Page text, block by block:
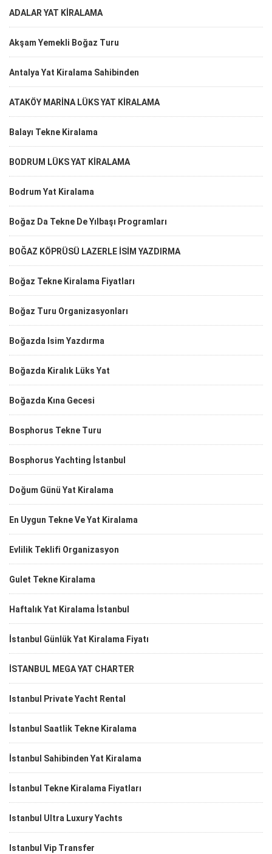
ADALAR YAT KİRALAMA
Akşam Yemekli Boğaz Turu
Antalya Yat Kiralama Sahibinden
ATAKÖY MARİNA LÜKS YAT KİRALAMA
Balayı Tekne Kiralama
BODRUM LÜKS YAT KİRALAMA
Bodrum Yat Kiralama
Boğaz Da Tekne De Yılbaşı Programları
BOĞAZ KÖPRÜSÜ LAZERLE İSİM YAZDIRMA
Boğaz Tekne Kiralama Fiyatları
Boğaz Turu Organizasyonları
Boğazda Isim Yazdırma
Boğazda Kiralık Lüks Yat
Boğazda Kına Gecesi
Bosphorus Tekne Turu
Bosphorus Yachting İstanbul
Doğum Günü Yat Kiralama
En Uygun Tekne Ve Yat Kiralama
Evlilik Teklifi Organizasyon
Gulet Tekne Kiralama
Haftalık Yat Kiralama İstanbul
İstanbul Günlük Yat Kiralama Fiyatı
İSTANBUL MEGA YAT CHARTER
Istanbul Private Yacht Rental
İstanbul Saatlik Tekne Kiralama
İstanbul Sahibinden Yat Kiralama
İstanbul Tekne Kiralama Fiyatları
Istanbul Ultra Luxury Yachts
Istanbul Vip Transfer